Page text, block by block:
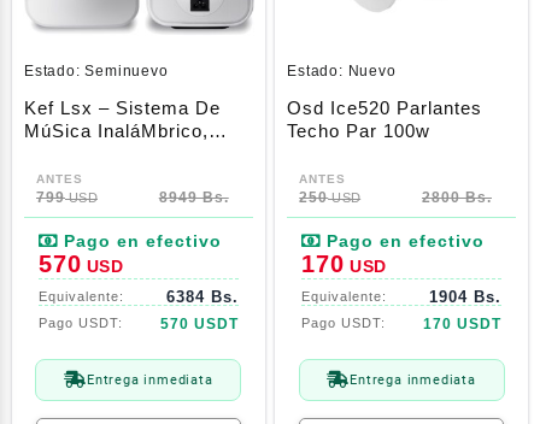
Estado:Seminuevo
Kef Lsx – Sistema De
MúSica InaláMbrico,
Auxiliary, Wi-Fi,
Ethernet)
799USD 8949 Bs.
El
precio
original
era:
799$.
570 USD
6384 Bs.
570 USDT
El
precio
actual
es:
570$.
Entrega inmediata
Estado: Nuevo
Osd Ice520 Parlantes
Techo Par 100w
250USD 2800 Bs.
El
precio
original
era:
250$.
170 USD
1904 Bs.
170 USDT
El
precio
actual
es:
170$.
Entrega inmediata